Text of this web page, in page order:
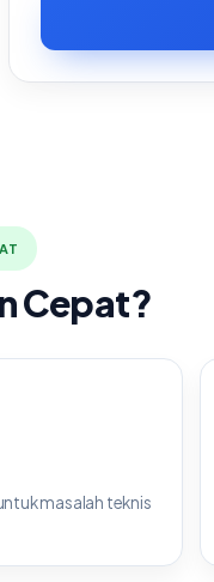
Cepat?
masalah teknis